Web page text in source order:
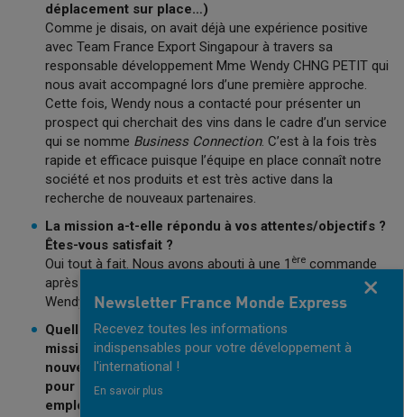
déplacement sur place…)
Comme je disais, on avait déjà une expérience positive
avec Team France Export Singapour à travers sa
responsable développement Mme Wendy CHNG PETIT qui
nous avait accompagné lors d’une première approche.
Cette fois, Wendy nous a contacté pour présenter un
prospect qui cherchait des vins dans le cadre d’un service
qui se nomme Business Connection. C’est à la fois très
rapide et efficace puisque l’équipe en place connaît notre
société et nos produits et est très active dans la
recherche de nouveaux partenaires.
La mission a-t-elle répondu à vos attentes/objectifs ?
Êtes-vous satisfait ?
Oui tout à fait. Nous avons abouti à une 1 ère commande
après un entretien, grâce au travail réalisé en amont par
Wendy.
Quelles suites souhaiteriez-vous donner à votre
mission avec nous ? (nouvelle mission pour ouvrir de
nouvelles opportunités, commercial à temps partagé
pour envisager les premiers contrats, implantation,
emploi d’un VIE, …) ?
Newsletter France Monde Express
Recevez toutes les informations
indispensables pour votre développement à
l'international !
En savoir plus